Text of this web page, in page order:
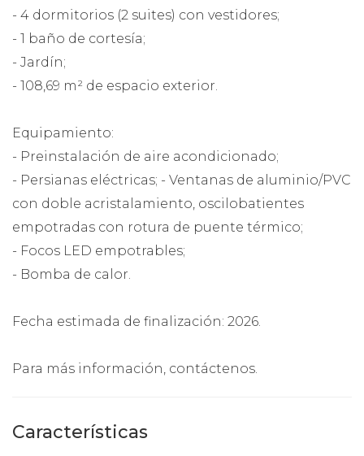
- 4 dormitorios (2 suites) con vestidores;
- 1 baño de cortesía;
- Jardín;
- 108,69 m² de espacio exterior.
Equipamiento:
- Preinstalación de aire acondicionado;
- Persianas eléctricas; - Ventanas de aluminio/PVC
con doble acristalamiento, oscilobatientes
empotradas con rotura de puente térmico;
- Focos LED empotrables;
- Bomba de calor.
Fecha estimada de finalización: 2026.
Para más información, contáctenos.
Características